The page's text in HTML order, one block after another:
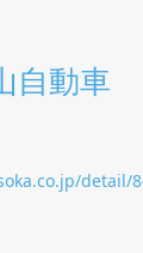
自動車
detail/